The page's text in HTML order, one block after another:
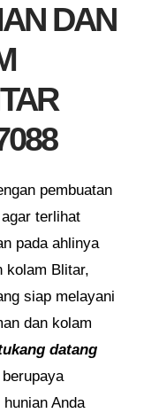
DAN
pembuatan
terlihat
pada ahlinya
kolam Blitar,
siap melayani
dan kolam
datang
Anda